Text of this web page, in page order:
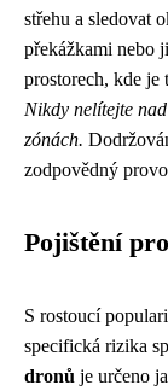
střehu a sledovat
překážkami nebo
prostorech, kde je
Nikdy nelítejte
zónách.
zodpovědný
Pojištění
S rostoucí
specifická rizika
dronů je určeno